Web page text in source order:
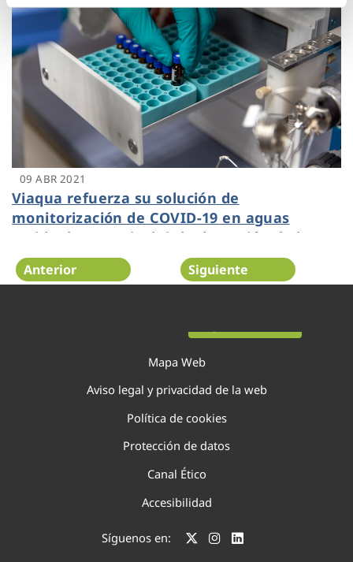
09 ABR 2021
Viaqua refuerza su solución de
monitorización de COVID-19 en aguas
residuales para incluir la detección de las
cepas brasileña y sudafricana
Anterior Siguiente
Mapa Web
Aviso legal y privacidad de la web
Política de cookies
Protección de datos
Canal Ético
Accesibilidad
Síguenos en: